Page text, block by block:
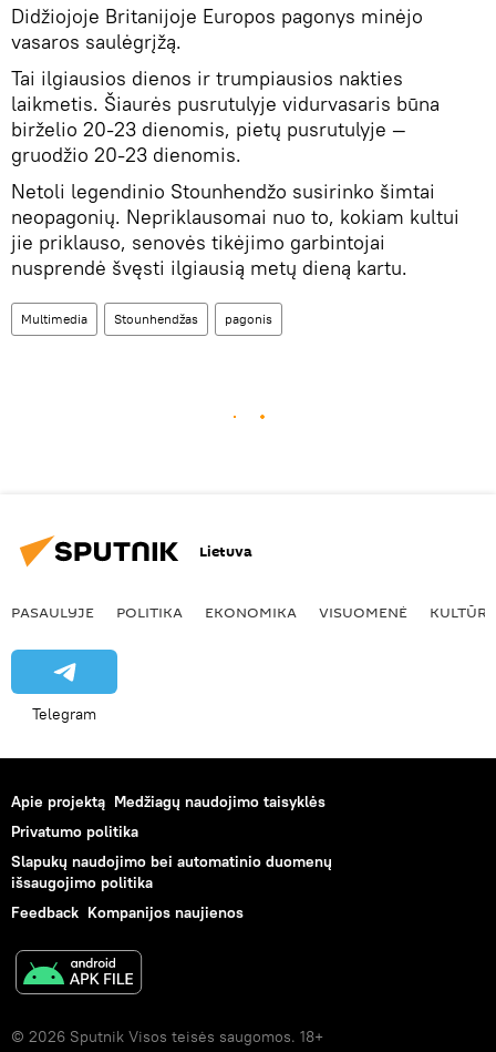
Didžiojoje Britanijoje Europos pagonys minėjo
vasaros saulėgrįžą.
Tai ilgiausios dienos ir trumpiausios nakties
laikmetis. Šiaurės pusrutulyje vidurvasaris būna
birželio 20-23 dienomis, pietų pusrutulyje —
gruodžio 20-23 dienomis.
Netoli legendinio Stounhendžo susirinko šimtai
neopagonių. Nepriklausomai nuo to, kokiam kultui
jie priklauso, senovės tikėjimo garbintojai
nusprendė švęsti ilgiausią metų dieną kartu.
Multimedia Stounhendžas pagonis
Lietuva
PASAULYJE POLITIKA EKONOMIKA VISUOMENĖ KULTŪRA
Telegram
Apie projektą Medžiagų naudojimo taisyklės
Privatumo politika
Slapukų naudojimo bei automatinio duomenų
išsaugojimo politika
Feedback Kompanijos naujienos
© 2026 Sputnik Visos teisės saugomos. 18+